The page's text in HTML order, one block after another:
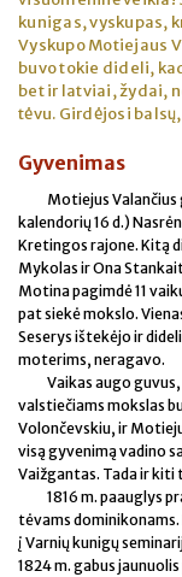
kunigas, vyskupas,
Vyskupo Motiejaus
buvo tokie dideli,
bet ir latviai, žydai,
tėvu. Girdėjosi
Gyvenimas
Motiejus Valančius
kalendorių 16 d.)
Kretingos rajone. Kitą
Mykolas ir Ona
Motina pagimdė 11
pat siekė mokslo.
Seserys ištekėjo ir
moterims, neragavo.
Vaikas augo
valstiečiams mokslas
Volončevskiu, ir
visą gyvenimą vadino
Vaižgantas. Tada ir kiti
1816 m. paauglys
tėvams dominikonams.
į Varnių kunigų
1824 m. gabus